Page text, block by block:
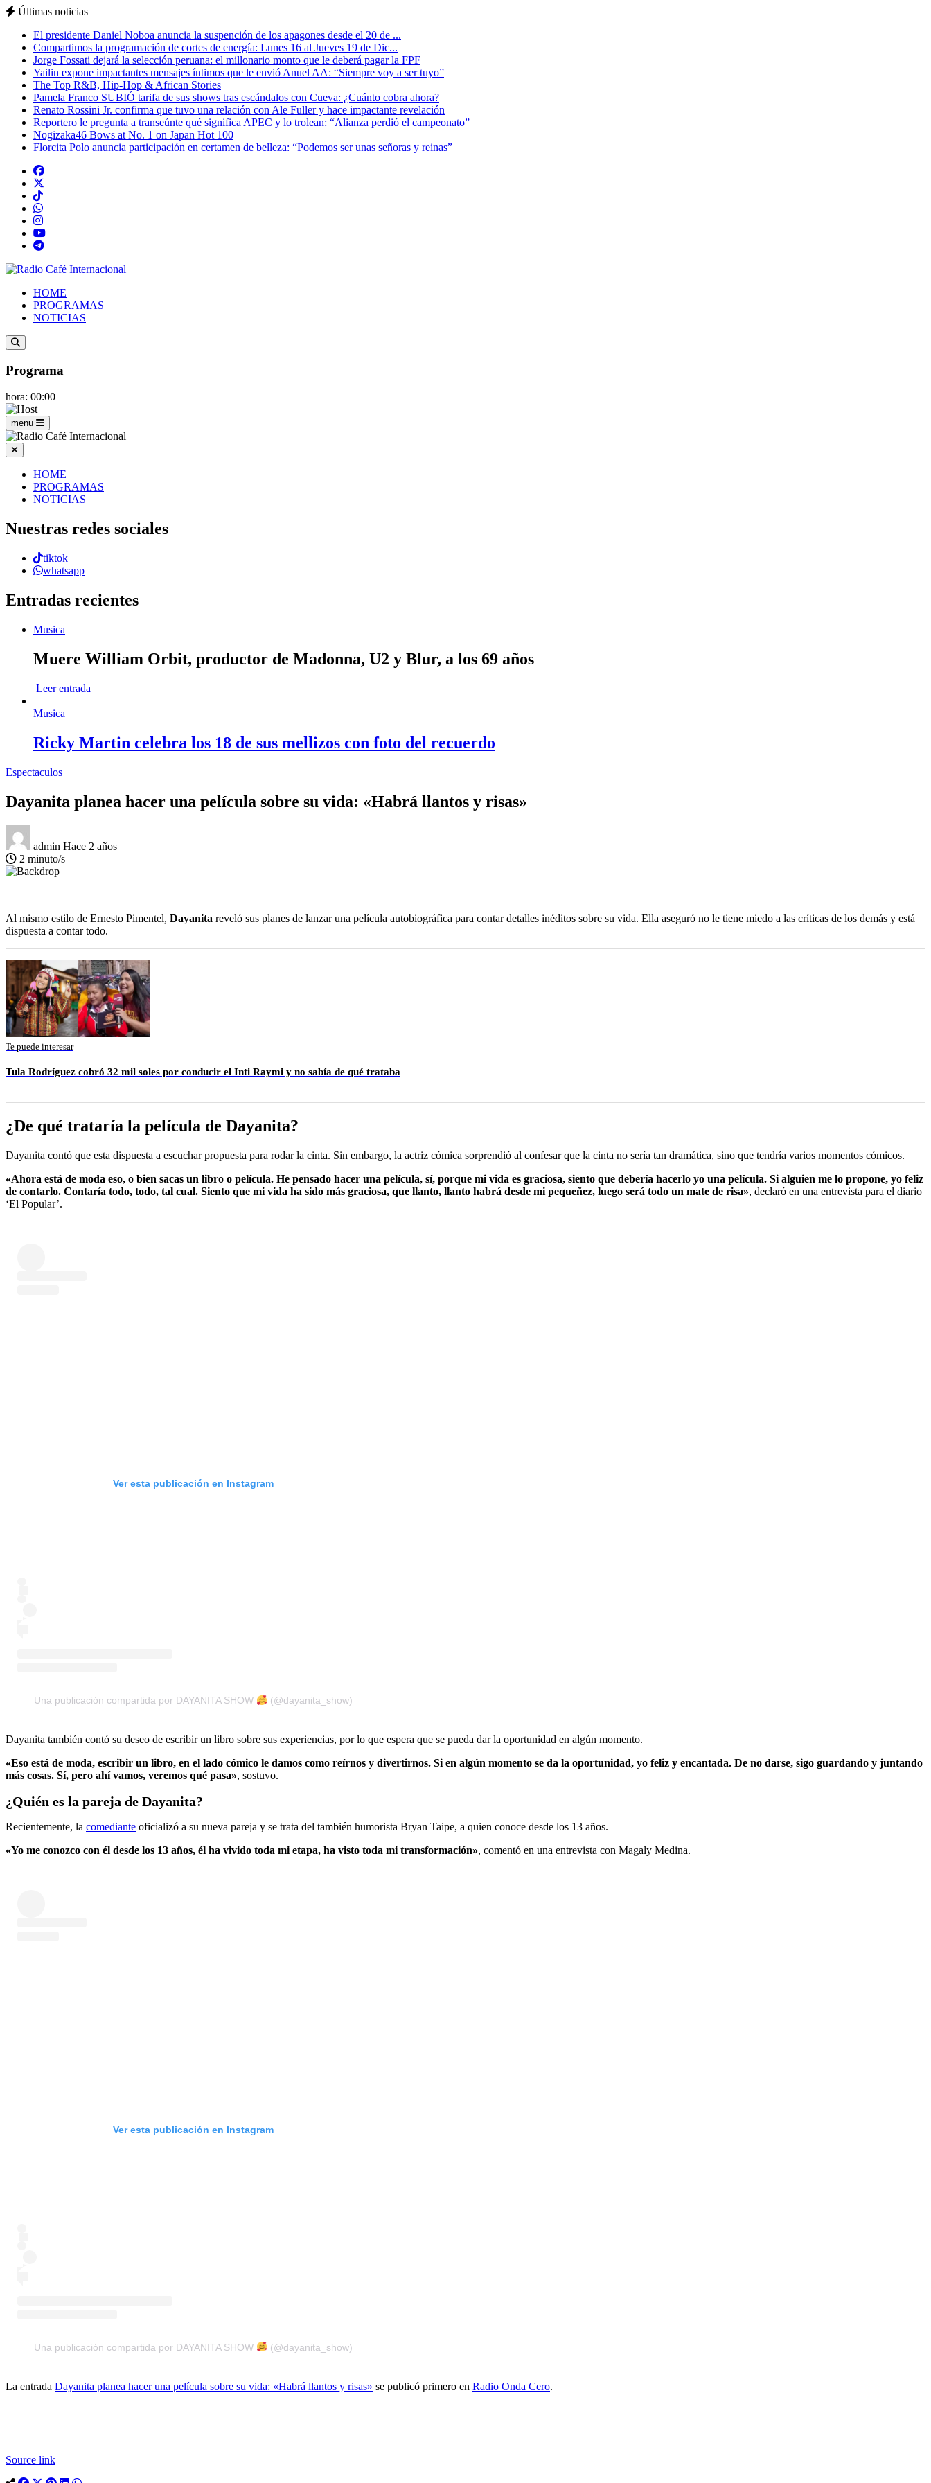
Últimas noticias
El presidente Daniel Noboa anuncia la suspención de los apagones desde el 20 de ...
Compartimos la programación de cortes de energía: Lunes 16 al Jueves 19 de Dic...
Jorge Fossati dejará la selección peruana: el millonario monto que le deberá pagar la FPF
Yailin expone impactantes mensajes íntimos que le envió Anuel AA: “Siempre voy a ser tuyo”
The Top R&B, Hip-Hop & African Stories
Pamela Franco SUBIÓ tarifa de sus shows tras escándalos con Cueva: ¿Cuánto cobra ahora?
Renato Rossini Jr. confirma que tuvo una relación con Ale Fuller y hace impactante revelación
Reportero le pregunta a transeúnte qué significa APEC y lo trolean: “Alianza perdió el campeonato”
Nogizaka46 Bows at No. 1 on Japan Hot 100
Florcita Polo anuncia participación en certamen de belleza: “Podemos ser unas señoras y reinas”
HOME
PROGRAMAS
NOTICIAS
Programa
hora: 00:00
menu
HOME
PROGRAMAS
NOTICIAS
Nuestras redes sociales
tiktok
whatsapp
Entradas recientes
Musica
Muere William Orbit, productor de Madonna, U2 y Blur, a los 69 años
Leer entrada
Musica
Ricky Martin celebra los 18 de sus mellizos con foto del recuerdo
Espectaculos
Dayanita planea hacer una película sobre su vida: «Habrá llantos y risas»
admin Hace 2 años
2 minuto/s
Al mismo estilo de Ernesto Pimentel, Dayanita reveló sus planes de lanzar una película autobiográfica para contar detalles inéditos sobre su vida. Ella aseguró no le tiene miedo a las críticas de los demás y está
dispuesta a contar todo.
Te puede interesar
Tula Rodríguez cobró 32 mil soles por conducir el Inti Raymi y no sabía de qué trataba
¿De qué trataría la película de Dayanita?
Dayanita contó que esta dispuesta a escuchar propuesta para rodar la cinta. Sin embargo, la actriz cómica sorprendió al confesar que la cinta no sería tan dramática, sino que tendría varios momentos cómicos.
«Ahora está de moda eso, o bien sacas un libro o película. He pensado hacer una película, sí, porque mi vida es graciosa, siento que debería hacerlo yo una película. Si alguien me lo propone, yo feliz
de contarlo. Contaría todo, todo, tal cual. Siento que mi vida ha sido más graciosa, que llanto, llanto habrá desde mi pequeñez, luego será todo un mate de risa», declaró en una entrevista para el diario
‘El Popular’.
Ver esta publicación en Instagram
Una publicación compartida por DAYANITA SHOW (@dayanita_show)
Dayanita también contó su deseo de escribir un libro sobre sus experiencias, por lo que espera que se pueda dar la oportunidad en algún momento.
«Eso está de moda, escribir un libro, en el lado cómico le damos como reírnos y divertirnos. Si en algún momento se da la oportunidad, yo feliz y encantada. De no darse, sigo guardando y juntando
más cosas. Sí, pero ahí vamos, veremos qué pasa», sostuvo.
¿Quién es la pareja de Dayanita?
Recientemente, la comediante oficializó a su nueva pareja y se trata del también humorista Bryan Taipe, a quien conoce desde los 13 años.
«Yo me conozco con él desde los 13 años, él ha vivido toda mi etapa, ha visto toda mi transformación», comentó en una entrevista con Magaly Medina.
Ver esta publicación en Instagram
Una publicación compartida por DAYANITA SHOW (@dayanita_show)
La entrada Dayanita planea hacer una película sobre su vida: «Habrá llantos y risas» se publicó primero en Radio Onda Cero.
Source link